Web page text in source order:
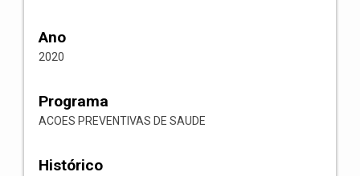
Ano
2020
Programa
ACOES PREVENTIVAS DE SAUDE
Histórico